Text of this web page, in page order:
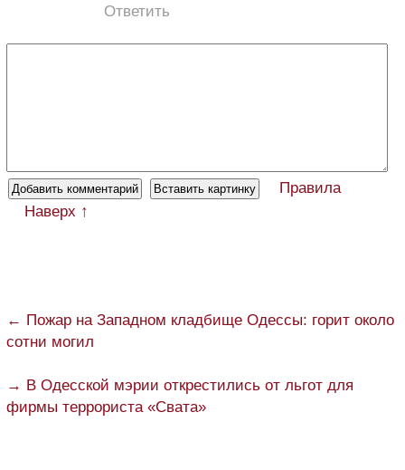
Ответить
Правила
Наверх ↑
← Пожар на Западном кладбище Одессы: горит около
сотни могил
→ В Одесской мэрии открестились от льгот для
фирмы террориста «Свата»